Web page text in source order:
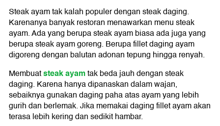
Steak ayamtak kalah populer dengan steak daging.
Karenanya banyak restoran menawarkan menu steak
ayam. Ada yang berupa steak ayam biasa ada juga yang
berupa steak ayam goreng. Berupa fillet daging ayam
digoreng dengan balutan adonan tepung hingga renyah.
Membuatsteak ayamtak beda jauh dengan steak
daging. Karena hanya dipanaskan dalam wajan,
sebaiknya gunakan daging paha atas ayam yang lebih
gurih dan berlemak. Jika memakai daging fillet ayam akan
terasa lebih kering dan sedikit hambar.